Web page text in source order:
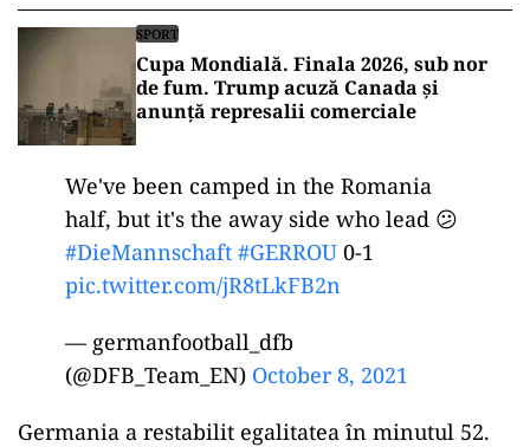
SPORT
Cupa Mondială. Finala 2026, sub nor
de fum. Trump acuză Canada și
anunță represalii comerciale
We've been camped in the Romania
half, but it's the away side who lead 😕
#DieMannschaft #GERROU 0-1
pic.twitter.com/jR8tLkFB2n
— germanfootball_dfb
(@DFB_Team_EN) October 8, 2021
Germania a restabilit egalitatea în minutul 52.